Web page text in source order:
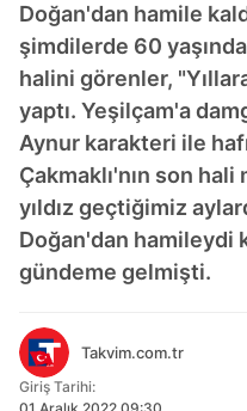
Doğan'dan hamile
şimdilerde 60
halini görenler,
yaptı. Yeşilçam'a
Aynur karakteri ile
Çakmaklı'nın son
yıldız geçtiğimiz
Doğan'dan hamileydi
gündeme gelmişti.
Takvim.com.tr
Giriş Tarihi: